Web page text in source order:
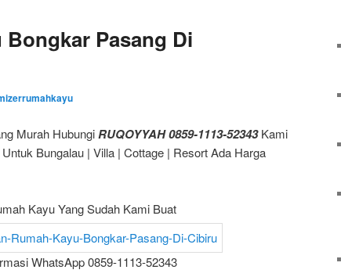
Pasang Di
Murah HubungiRUQOYYAH 0859-1113-52343Kami
Bungalau | Villa | Cottage | Resort Ada Harga
Kayu Yang Sudah Kami Buat
WhatsApp 0859-1113-52343